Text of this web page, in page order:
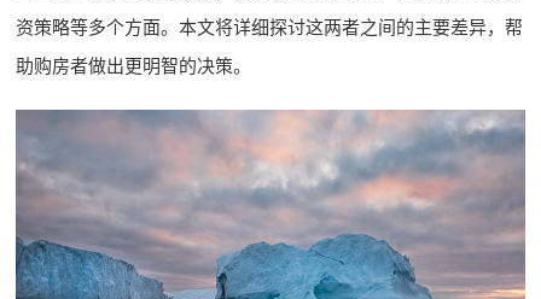
资策略等多个方面。本文将详细探讨这两者之间的主要差异，帮
助购房者做出更明智的决策。